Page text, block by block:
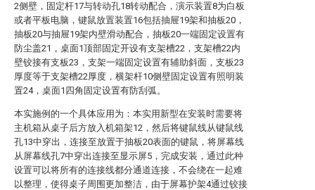
2侧壁，固定杆17与转动孔18转动配合，演示装置8为白板
或者平板电脑，键鼠放置装置16包括抽屉19架和抽板20，
抽板20与抽屉19架内壁滑动配合，抽板20一端固定设置有
防尘盖21，桌面1顶部固定开设有支架槽22，支架槽22内
壁铰接有支板23，支架一端固定设置有辅助斜面，支板23
厚度等于支架槽22厚度，横架杆10侧壁固定设置有照明装
置24，桌面1四角固定设置有防刮弧。
本实施例的一个具体应用为：本实用新型在安装时需要将
主机箱从桌子后方放入机箱架12，然后将键鼠线从键鼠线
孔13中穿出，连接至放置于抽板20表面的键鼠，将屏幕线
从屏幕线孔7中穿出连接至显示屏5，完成安装，通过此种
设置可以将所有的连接线都分通道连接，不会绕在一起难
以整理，使得桌子周围更加整洁，由于屏幕护架4通过铰接